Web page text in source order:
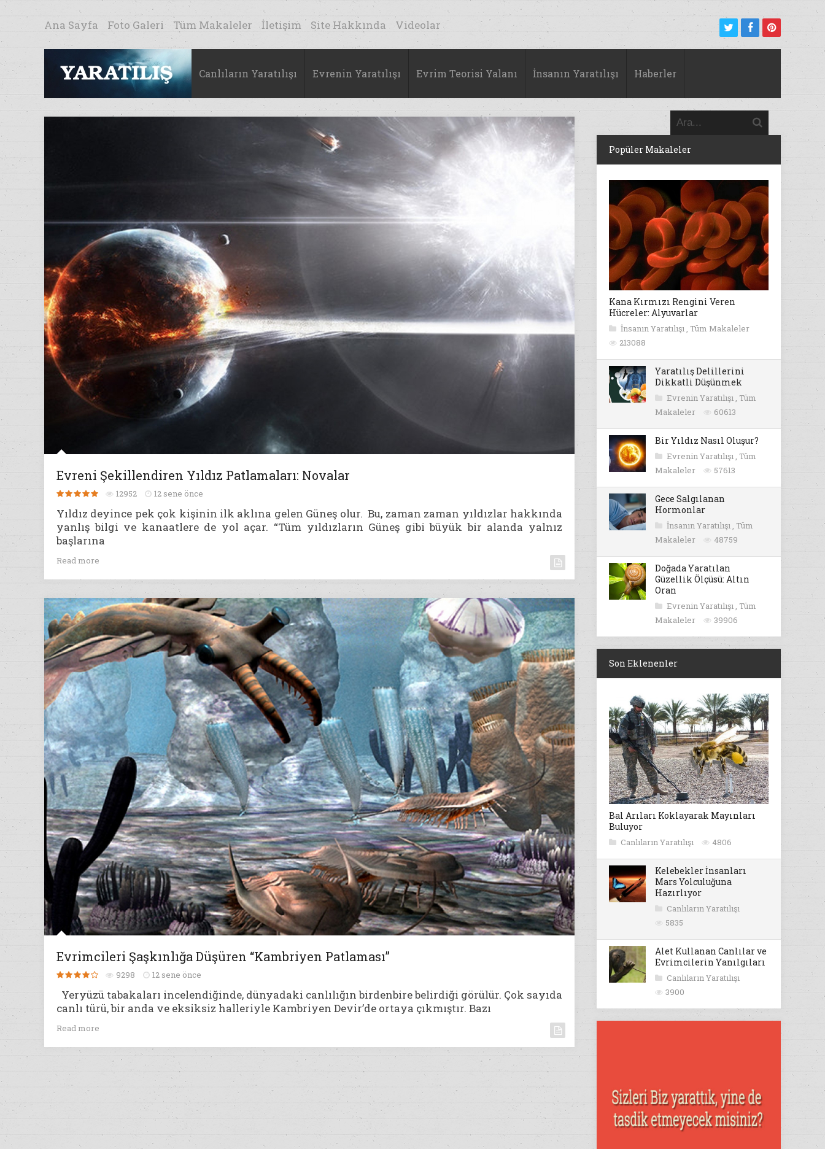
Ana Sayfa Foto Galeri Tüm Makaleler İletişim Site Hakkında Videolar
Canlıların Yaratılışı Evrenin Yaratılışı Evrim Teorisi Yalanı İnsanın Yaratılışı Haberler
Evreni Şekillendiren Yıldız Patlamaları: Novalar
12952 12 sene önce
Yıldız deyince pek çok kişinin ilk aklına gelen Güneş olur. Bu, zaman zaman yıldızlar hakkında
yanlış bilgi ve kanaatlere de yol açar. “Tüm yıldızların Güneş gibi büyük bir alanda yalnız
başlarına
Read more
Evrimcileri Şaşkınlığa Düşüren “Kambriyen Patlaması”
9298 12 sene önce
Yeryüzü tabakaları incelendiğinde, dünyadaki canlılığın birdenbire belirdiği görülür. Çok sayıda
canlı türü, bir anda ve eksiksiz halleriyle Kambriyen Devir’de ortaya çıkmıştır. Bazı
Read more
Popüler Makaleler
Kana Kırmızı Rengini Veren
Hücreler: Alyuvarlar
İnsanın Yaratılışı , Tüm Makaleler
213088
Yaratılış Delillerini
Dikkatli Düşünmek
Evrenin Yaratılışı , Tüm
Makaleler
60613
Bir Yıldız Nasıl Oluşur?
Evrenin Yaratılışı , Tüm
Makaleler
57613
Gece Salgılanan
Hormonlar
İnsanın Yaratılışı , Tüm
Makaleler
48759
Doğada Yaratılan
Güzellik Ölçüsü: Altın
Oran
Evrenin Yaratılışı , Tüm
Makaleler
39906
Son Eklenenler
Bal Arıları Koklayarak Mayınları
Buluyor
Canlıların Yaratılışı 4806
Kelebekler İnsanları
Mars Yolculuğuna
Hazırlıyor
Canlıların Yaratılışı
5835
Alet Kullanan Canlılar ve
Evrimcilerin Yanılgıları
Canlıların Yaratılışı
3900